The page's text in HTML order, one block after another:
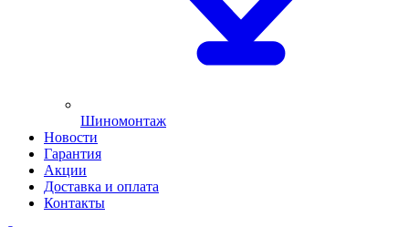
Шиномонтаж
Новости
Гарантия
Акции
Доставка и оплата
Контакты